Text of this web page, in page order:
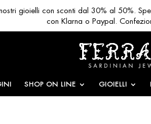
SHOP ON LINE GIOIELLI
gioielli con sconti dal 30% al 50%.
con Klarna o Paypal.